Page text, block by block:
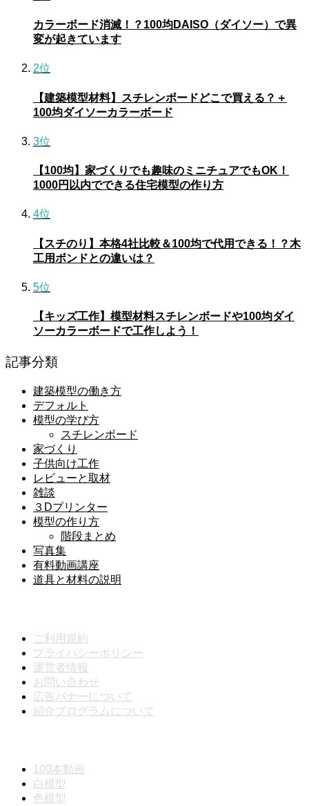
カラーボード消滅！？100均DAISO（ダイソー）で異
変が起きています
2位
【建築模型材料】スチレンボードどこで買える？＋
100均ダイソーカラーボード
3位
【100均】家づくりでも趣味のミニチュアでもOK！
1000円以内でできる住宅模型の作り方
4位
【スチのり】本格4社比較＆100均で代用できる！？木
工用ボンドとの違いは？
5位
【キッズ工作】模型材料スチレンボードや100均ダイ
ソーカラーボードで工作しよう！
記事分類
建築模型の働き方
デフォルト
模型の学び方
スチレンボード
家づくり
子供向け工作
レビューと取材
雑談
３Dプリンター
模型の作り方
階段まとめ
写真集
有料動画講座
道具と材料の説明
ご利用規約
プライバシーポリシー
運営者情報
お問い合わせ
広告バナーについて
紹介プログラムについて
100本動画
白模型
色模型